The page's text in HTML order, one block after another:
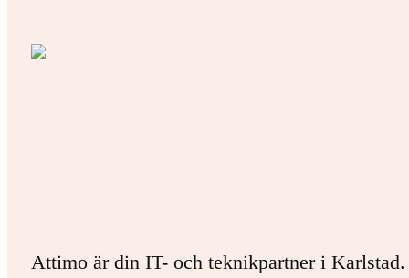
Attimo är din IT- och teknikpartner i Karlstad.